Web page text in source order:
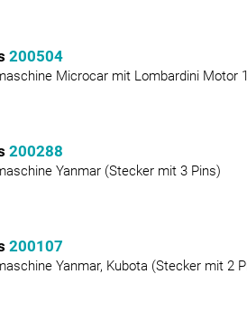
200504
Microcar mit Lombardini Motor
200288
Yanmar (Stecker mit 3 Pins)
200107
Yanmar, Kubota (Stecker mit 2